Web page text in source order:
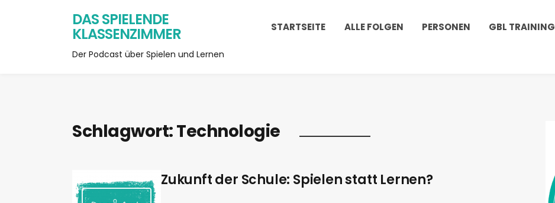
DAS SPIELENDE
KLASSENZIMMER
Der Podcast über Spielen und Lernen
STARTSEITE ALLE FOLGEN PERSONEN GBL TRAINING
Schlagwort:Technologie
Zukunft der Schule: Spielen statt Lernen?